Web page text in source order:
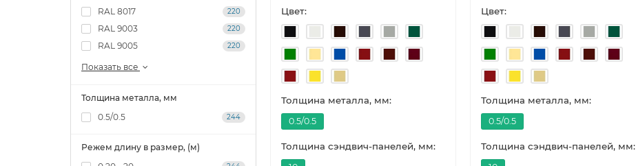
RAL 8017 220
RAL 9003 220
RAL 9005 220
Показать все
Толщина металла, мм
0.5/0.5
244
Режем длину в размер, (м)
Цвет:
Толщина металла, мм:
0.5/0.5
Толщина сэндвич-панелей, мм:
Цвет:
Толщина металла, мм:
0.5/0.5
Толщина сэндвич-панелей, мм: